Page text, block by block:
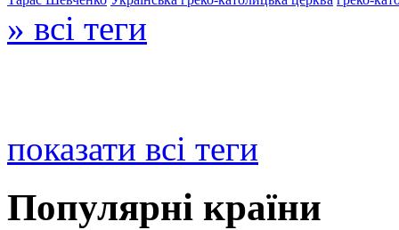
» всі теги
показати всі теги
Популярні країни